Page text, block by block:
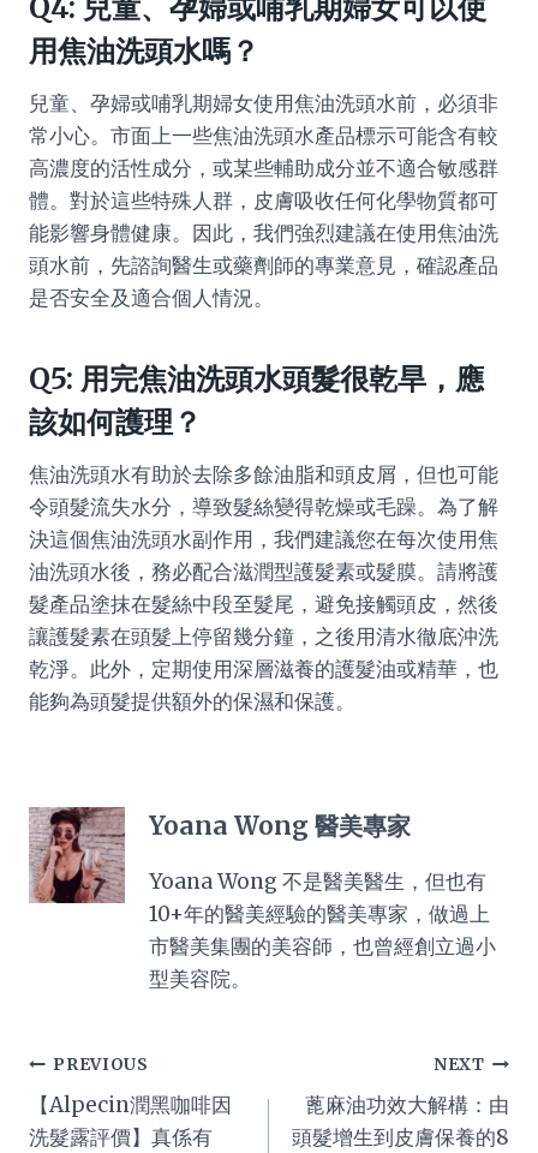
Q4: 兒童、孕婦或哺乳期婦女可以使
用焦油洗頭水嗎？
兒童、孕婦或哺乳期婦女使用焦油洗頭水前，必須非
常小心。市面上一些焦油洗頭水產品標示可能含有較
高濃度的活性成分，或某些輔助成分並不適合敏感群
體。對於這些特殊人群，皮膚吸收任何化學物質都可
能影響身體健康。因此，我們強烈建議在使用焦油洗
頭水前，先諮詢醫生或藥劑師的專業意見，確認產品
是否安全及適合個人情況。
Q5: 用完焦油洗頭水頭髮很乾旱，應
該如何護理？
焦油洗頭水有助於去除多餘油脂和頭皮屑，但也可能
令頭髮流失水分，導致髮絲變得乾燥或毛躁。為了解
決這個焦油洗頭水副作用，我們建議您在每次使用焦
油洗頭水後，務必配合滋潤型護髮素或髮膜。請將護
髮產品塗抹在髮絲中段至髮尾，避免接觸頭皮，然後
讓護髮素在頭髮上停留幾分鐘，之後用清水徹底沖洗
乾淨。此外，定期使用深層滋養的護髮油或精華，也
能夠為頭髮提供額外的保濕和保護。
Yoana Wong 醫美專家
Yoana Wong 不是醫美醫生，但也有
10+年的醫美經驗的醫美專家，做過上
市醫美集團的美容師，也曾經創立過小
型美容院。
Post
navigation
PREVIOUS
【Alpecin潤黑咖啡因
洗髮露評價】真係有
NEXT
蓖麻油功效大解構：由
頭髮增生到皮膚保養的8